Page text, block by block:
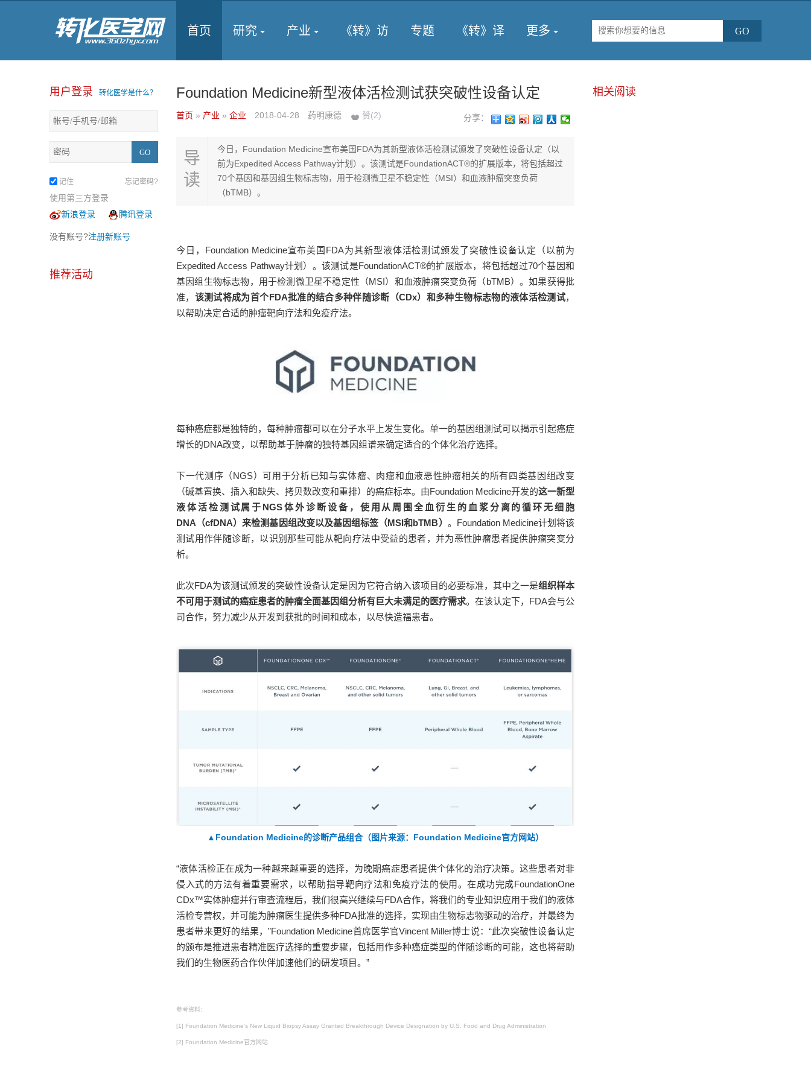
首页 研究 产业 《转》访 专题 《转》译 更多
用户登录 转化医学是什么？
记住 忘记密码?
使用第三方登录
新浪登录
腾讯登录
没有账号?注册新账号
推荐活动
Foundation Medicine新型液体活检测试获突破性设备认定
首页 » 产业 » 企业 2018-04-28 药明康德 赞(2) 分享：
导
读
今日，Foundation Medicine宣布美国FDA为其新型液体活检测试颁发了突破性设备认定（以
前为Expedited Access Pathway计划）。该测试是FoundationACT®的扩展版本，将包括超过
70个基因和基因组生物标志物，用于检测微卫星不稳定性（MSI）和血液肿瘤突变负荷
（bTMB）。
今日，Foundation Medicine宣布美国FDA为其新型液体活检测试颁发了突破性设备认定（以前为
Expedited Access Pathway计划）。该测试是FoundationACT®的扩展版本，将包括超过70个基因和
基因组生物标志物，用于检测微卫星不稳定性（MSI）和血液肿瘤突变负荷（bTMB）。如果获得批
准， 该测试将成为首个FDA批准的结合多种伴随诊断（CDx）和多种生物标志物的液体活检测试，
以帮助决定合适的肿瘤靶向疗法和免疫疗法。
每种癌症都是独特的，每种肿瘤都可以在分子水平上发生变化。单一的基因组测试可以揭示引起癌症
增长的DNA改变，以帮助基于肿瘤的独特基因组谱来确定适合的个体化治疗选择。
下一代测序（NGS）可用于分析已知与实体瘤、肉瘤和血液恶性肿瘤相关的所有四类基因组改变
（碱基置换、插入和缺失、拷贝数改变和重排）的癌症标本。由Foundation Medicine开发的这一新型
液体活检测试属于NGS体外诊断设备，使用从周围全血衍生的血浆分离的循环无细胞
DNA（cfDNA）来检测基因组改变以及基因组标签 （MSI和bTMB） 。Foundation Medicine计划将该
测试用作伴随诊断，以识别那些可能从靶向疗法中受益的患者，并为恶性肿瘤患者提供肿瘤突变分
析。
此次FDA为该测试颁发的突破性设备认定是因为它符合纳入该项目的必要标准，其中之一是组织样本
不可用于测试的癌症患者的肿瘤全面基因组分析有巨大未满足的医疗需求。在该认定下，FDA会与公
司合作，努力减少从开发到获批的时间和成本，以尽快造福患者。
▲ Foundation Medicine的诊断产品组合（图片来源：Foundation Medicine官方网站）
“液体活检正在成为一种越来越重要的选择，为晚期癌症患者提供个体化的治疗决策。这些患者对非
侵入式的方法有着重要需求，以帮助指导靶向疗法和免疫疗法的使用。在成功完成FoundationOne
CDx™实体肿瘤并行审查流程后，我们很高兴继续与FDA合作，将我们的专业知识应用于我们的液体
活检专营权，并可能为肿瘤医生提供多种FDA批准的选择，实现由生物标志物驱动的治疗，并最终为
患者带来更好的结果，”Foundation Medicine首席医学官Vincent Miller博士说：“此次突破性设备认定
的颁布是推进患者精准医疗选择的重要步骤，包括用作多种癌症类型的伴随诊断的可能，这也将帮助
我们的生物医药合作伙伴加速他们的研发项目。”
参考资料：
[1] Foundation Medicine’s New Liquid Biopsy Assay Granted Breakthrough Device Designation by U.S. Food and Drug Administration
[2] Foundation Medicine官方网站
相关阅读